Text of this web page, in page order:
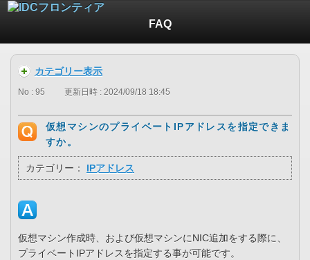
FAQ
カテゴリー表示
No : 95 更新日時 : 2024/09/18 18:45
仮想マシンのプライベートIPアドレスを指定できま
すか。
カテゴリー： IPアドレス
仮想マシン作成時、および仮想マシンにNIC追加をする際に、
プライベートIPアドレスを指定する事が可能です。